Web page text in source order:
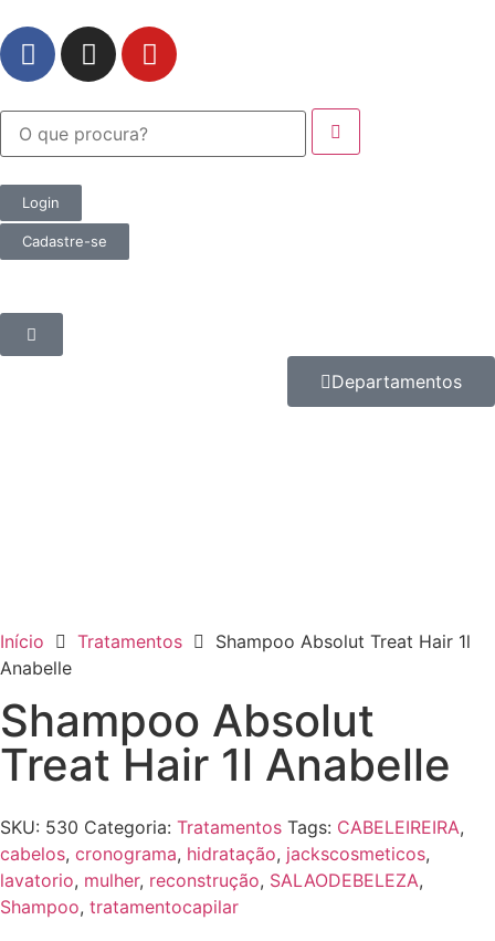
Login
Cadastre-se
Departamentos
Início Tratamentos
Shampoo Absolut Treat Hair 1l
Anabelle
Shampoo Absolut
Treat Hair 1l Anabelle
SKU: 530 Categoria: Tratamentos Tags: CABELEIREIRA,
cabelos, cronograma, hidratação, jackscosmeticos,
lavatorio, mulher, reconstrução, SALAODEBELEZA,
Shampoo, tratamentocapilar